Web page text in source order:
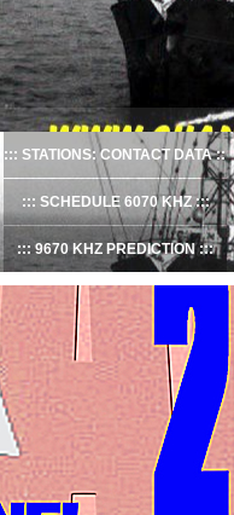
STATIONS: CONTACT DATA
SCHEDULE 6070 KHZ
9670 KHZ PREDICTION